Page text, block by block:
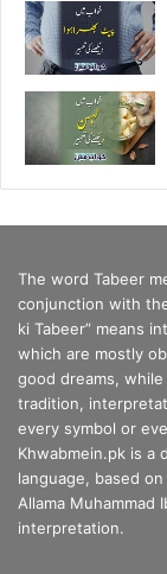
The word Tabeer
conjunction with
ki Tabeer” means
which are mostly
good dreams,
tradition,
every symbol or
Khwabmein.pk is a
language, based
Allama Muhammad
interpretation.